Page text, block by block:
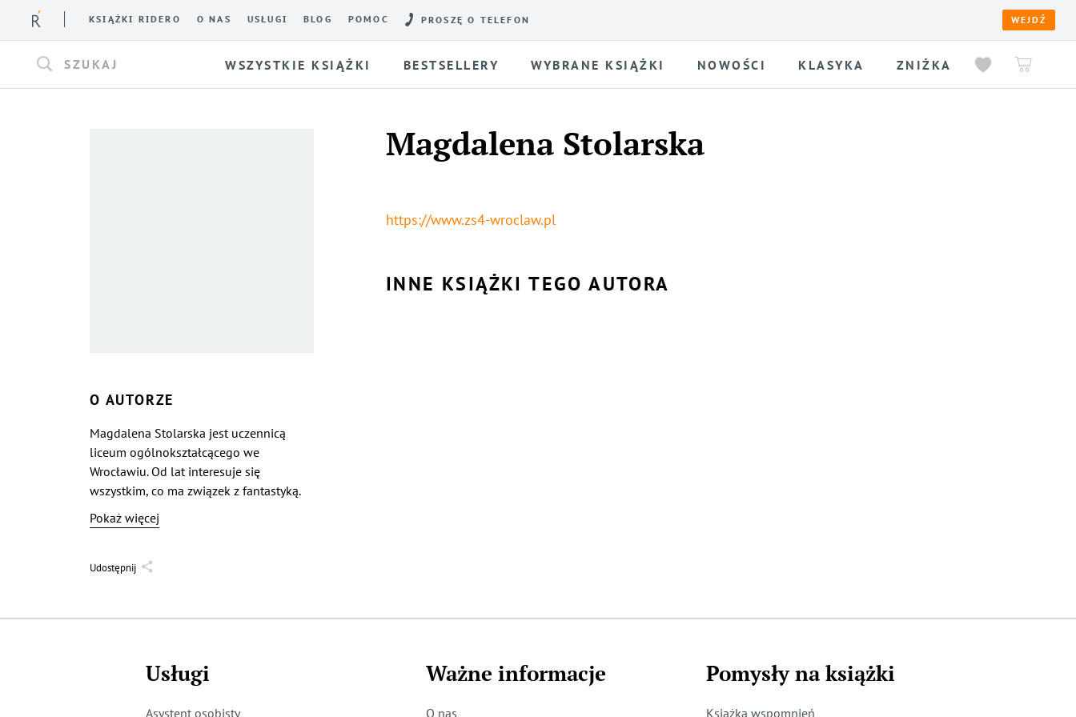
KSIĄŻKI RIDERO O NAS USŁUGI BLOG POMOC PROSZĘ O TELEFON WEJDŹ
SZUKAJ WSZYSTKIE KSIĄŻKI BESTSELLERY WYBRANE KSIĄŻKI NOWOŚCI KLASYKA ZNIŻKA
Magdalena Stolarska
https://www.zs4-wroclaw.pl
INNE KSIĄŻKI TEGO AUTORA
O AUTORZE
Magdalena Stolarska jest uczennicą
liceum ogólnokształcącego we
Wrocławiu. Od lat interesuje się
wszystkim, co ma związek z fantastyką.
Swoje zainteresowania realizuje
w różnych formach literackich.
Pokaż więcej
Udostępnij
Usługi
Asystent osobisty
Ważne informacje
O nas
Pomysły na książki
Książka wspomnień